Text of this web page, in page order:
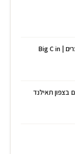
ביג סי תאילנד - מרכזי קניות בכל הערים | Big C in